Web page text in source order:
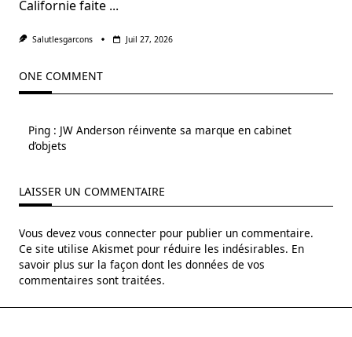
Californie faite ...
Salutlesgarcons Juil 27, 2026
ONE COMMENT
Ping : JW Anderson réinvente sa marque en cabinet
d’objets
LAISSER UN COMMENTAIRE
Vous devez vous connecter pour publier un commentaire.
Ce site utilise Akismet pour réduire les indésirables. En
savoir plus sur la façon dont les données de vos
commentaires sont traitées.